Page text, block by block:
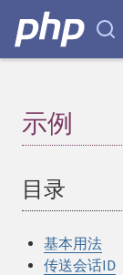
示例
目录
基本用法
传送会话ID